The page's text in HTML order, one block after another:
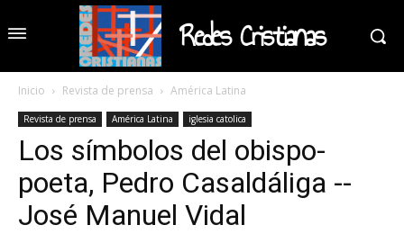
Redes Cristianas
Inicio Revista de prensa América Latina
Revista de prensa América Latina iglesia catolica
Los símbolos del obispo-
poeta, Pedro Casaldáliga --
José Manuel Vidal